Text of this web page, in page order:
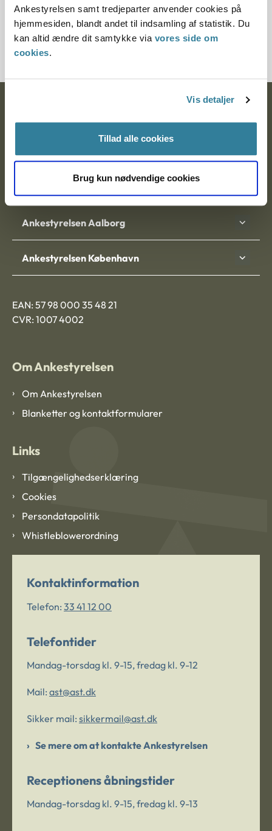
Ankestyrelsen samt tredjeparter anvender cookies på
hjemmesiden, blandt andet til indsamling af statistik. Du
kan altid ændre dit samtykke via vores side om
cookies.
Vis detaljer
Tillad alle cookies
Brug kun nødvendige cookies
Journalnummer
7000413-05
Nytorv 7, 2. sal
9000 Aalborg
Ankestyrelsen Aalborg
Ankestyrelsen København
EAN: 57 98 000 35 48 21
CVR: 1007 4002
Om Ankestyrelsen
Om Ankestyrelsen
Blanketter og kontaktformularer
Links
Tilgængelighedserklæring
Cookies
Persondatapolitik
Whistleblowerordning
Kontaktinformation
Telefon: 33 41 12 00
Telefontider
Mandag-torsdag kl. 9-15, fredag kl. 9-12
Mail: ast@ast.dk
Sikker mail: sikkermail@ast.dk
Se mere om at kontakte Ankestyrelsen
Receptionens åbningstider
Mandag-torsdag kl. 9-15, fredag kl. 9-13